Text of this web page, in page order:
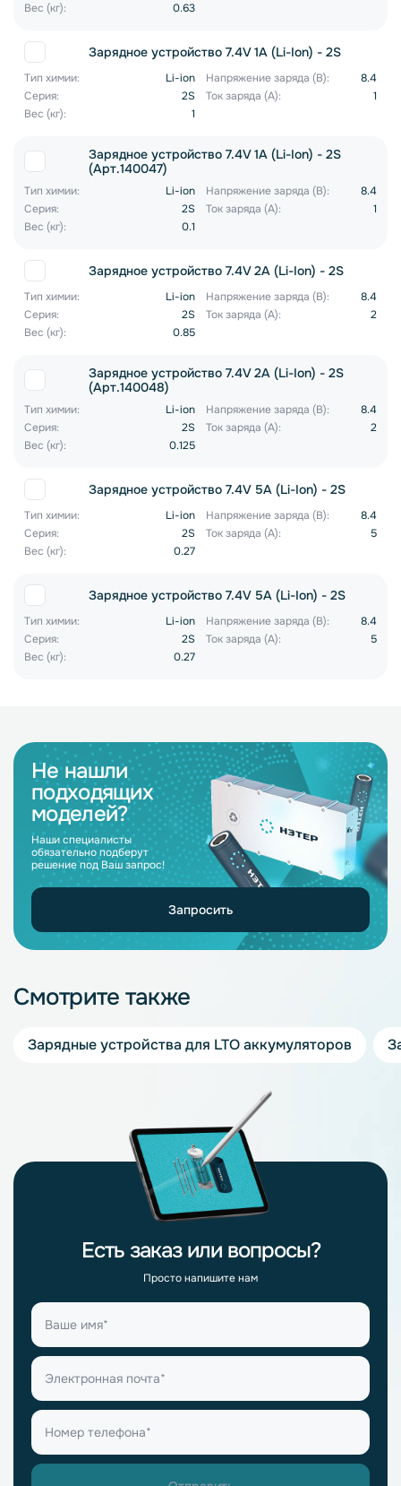
Вес (кг):
0.63
Зарядное устройство 7.4V 1A (Li-Ion) - 2S
Тип химии: Li-ion Напряжение заряда (В):
8.4
Серия:
2S Ток заряда (А):
1
Вес (кг):
1
Зарядное устройство 7.4V 1A (Li-Ion) - 2S
(Арт.140047)
Тип химии: Li-ion Напряжение заряда (В):
8.4
Серия:
2S Ток заряда (А):
1
Вес (кг):
0.1
Зарядное устройство 7.4V 2A (Li-Ion) - 2S
Тип химии: Li-ion Напряжение заряда (В):
8.4
Серия:
2S Ток заряда (А):
2
Вес (кг):
0.85
Зарядное устройство 7.4V 2A (Li-Ion) - 2S
(Арт.140048)
Тип химии: Li-ion Напряжение заряда (В):
8.4
Серия:
2S Ток заряда (А):
2
Вес (кг):
0.125
Зарядное устройство 7.4V 5A (Li-Ion) - 2S
Тип химии: Li-ion Напряжение заряда (В):
8.4
Серия:
2S Ток заряда (А):
5
Вес (кг):
0.27
Зарядное устройство 7.4V 5A (Li-Ion) - 2S
Тип химии: Li-ion Напряжение заряда (В):
8.4
Серия:
2S Ток заряда (А):
5
Вес (кг):
0.27
Не нашли
подходящих
моделей?
Наши специалисты
обязательно подберут
решение под Ваш запрос!
Запросить
Смотрите также
Зарядные устройства для LTO аккумуляторов
Есть заказ или вопросы?
Просто напишите нам